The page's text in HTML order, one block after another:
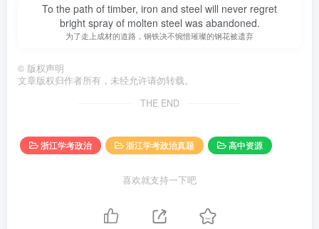
To the path of timber, iron and steel will never regret
bright spray of molten steel was abandoned.
为了走上成材的道路，钢铁决不惋惜璀璨的钢花被遗弃
© 版权声明
文章版权归作者所有，未经允许请勿转载。
THE END
浙江学考政治 浙江学考政治真题 高中资源
喜欢就支持一下吧